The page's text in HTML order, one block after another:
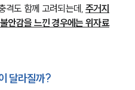
격도 함께 고려되는데, 주거지
안감을 느낀 경우에는 위자료
달라질까?